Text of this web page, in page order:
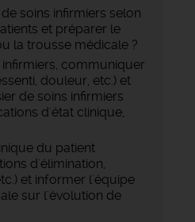
soins infirmiers selon
et préparer le
la trousse médicale ?
infirmiers, communiquer
douleur, etc.) et
de soins infirmiers
d'état clinique,
du patient
d'élimination,
et informer l'équipe
sur l'évolution de